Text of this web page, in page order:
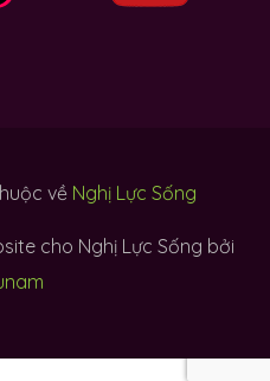
về Nghị Lực Sống
cho Nghị Lực Sống bởi